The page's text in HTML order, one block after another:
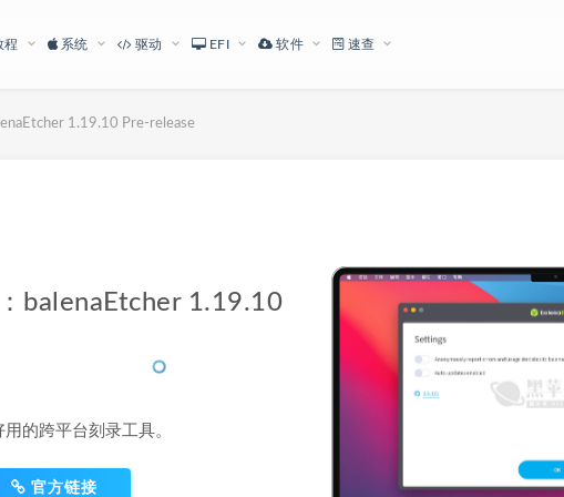
程 系统 驱动 EFI 软件 速查
1.19.10 Pre-release
balenaEtcher 1.19.10
的跨平台刻录工具。
官方链接